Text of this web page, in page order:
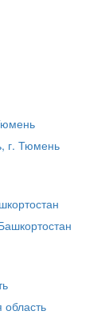
г. Тюмень
область